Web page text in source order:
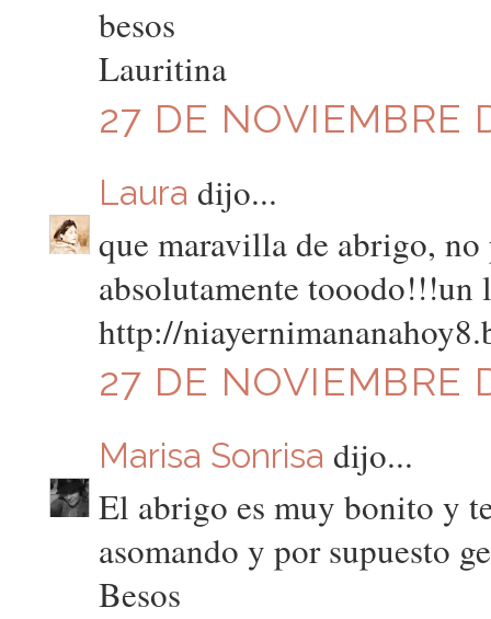
besos
Lauritina
27 DE NOVIEMBRE
Laura dijo...
que maravilla de abrigo, no
absolutamente
http://
27 DE NOVIEMBRE
Marisa Sonrisa dijo...
El abrigo es muy bonito y
asomando y por supuesto
Besos